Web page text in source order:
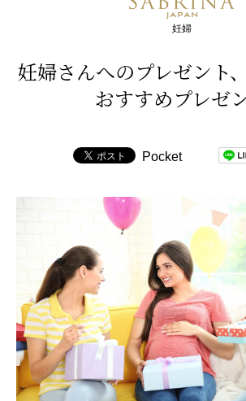
妊婦
妊婦さんへのプレゼント
おすすめプレゼ
Pocket